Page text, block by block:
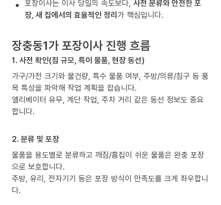
포장이사는 이사 당일의 속도보다, 사전 분류와 안전한 포
장, 새 집에서의 효율적인 정리가 핵심입니다.
장충동1가 포장이사 진행 흐름
1. 사전 확인(짐 규모, 특이 물품, 현장 동선)
가구/가전 크기와 물건량, 특수 물품 여부, 주방/의류/침구 등 품
목 특성을 파악해 작업 계획을 잡습니다.
엘리베이터 유무, 계단 작업, 주차 거리 같은 동선 정보도 중요
합니다.
2. 분류 및 포장
물품을 용도별로 분류하고 깨짐/흠집이 쉬운 물품은 완충 포장
으로 보호합니다.
주방, 유리, 전자기기 등은 포장 방식이 만족도를 크게 좌우합니
다.